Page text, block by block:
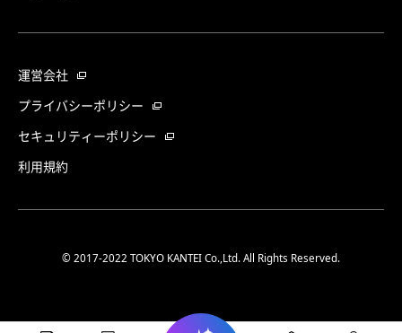
運営会社
プライバシーポリシー
セキュリティーポリシー
利用規約
© 2017-2022 TOKYO KANTEI Co.,Ltd. All Rights Reserved.